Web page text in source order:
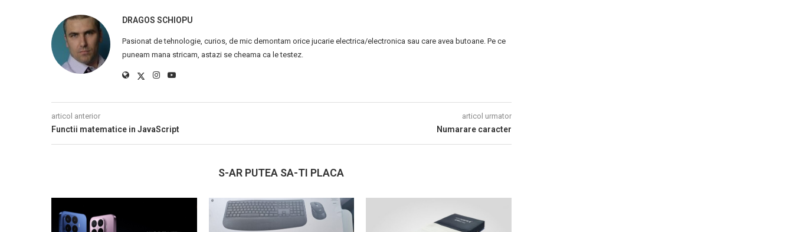
DRAGOS SCHIOPU
Pasionat de tehnologie, curios, de mic demontam orice jucarie electrica/electronica sau care avea butoane. Pe ce
puneam mana stricam, astazi se cheama ca le testez.
articol anterior
Functii matematice in JavaScript
articol urmator
Numarare caracter
S-AR PUTEA SA-TI PLACA